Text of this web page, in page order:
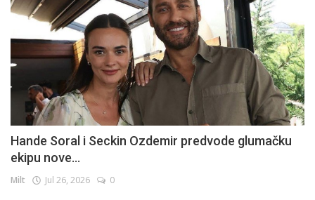
Hande Soral i Seckin Ozdemir predvode glumačku
ekipu nove...
Milt Jul 26, 2026 0